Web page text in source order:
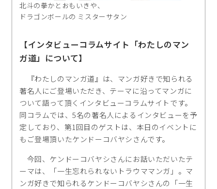
北斗の拳かとおもいきや、
ドラゴンボールの ミスターサタン
【インタビューコラムサイト「わたしのマン
ガ道」について】
『わたしのマンガ道』は、マンガ好きで知られる
著名人にご登場いただき、テーマに沿ってマンガに
ついて語って頂くインタビューコラムサイトです。
同コラムでは、5名の著名人によるインタビューを予
定しており、第1回目のゲストは、本日のイベントに
もご登場頂いたケンドーコバヤシさんです。
今回、ケンドーコバヤシさんにお話いただいたテ
ーマは、「一生忘れられないトラウママンガ」。マ
ンガ好きで知られるケンドーコバヤシさんの「一生